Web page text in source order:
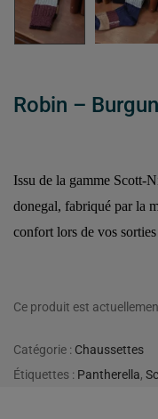
Robin –
Issu de la gamme Scott-
donegal, fabriqué par la
confort lors de vos
Ce produit est
Catégorie : Chaussettes
Étiquettes : Pantherella,